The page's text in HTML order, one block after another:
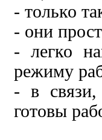
- только
- они
- легко
режиму
- в
готовы